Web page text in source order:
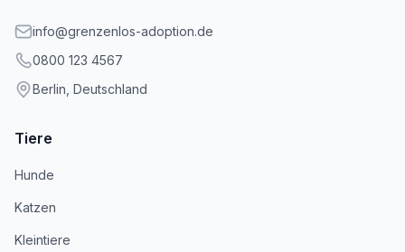
info@grenzenlos-adoption.de
0800 123 4567
Berlin, Deutschland
Tiere
Hunde
Katzen
Kleintiere